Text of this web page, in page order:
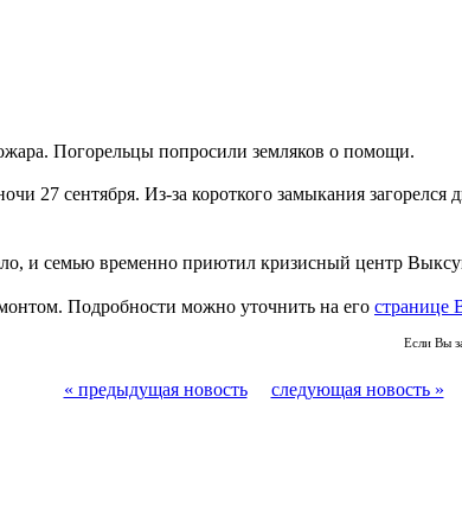
Погорельцы попросили земляков о помощи.
сентября. Из-за короткого замыкания
и семью временно приютил кризисный центр
Подробности можно уточнить на его странице
Если Вы
« предыдущая новость следующая новость »